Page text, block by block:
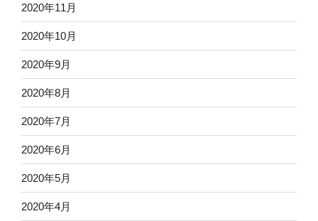
2020年11月
2020年10月
2020年9月
2020年8月
2020年7月
2020年6月
2020年5月
2020年4月